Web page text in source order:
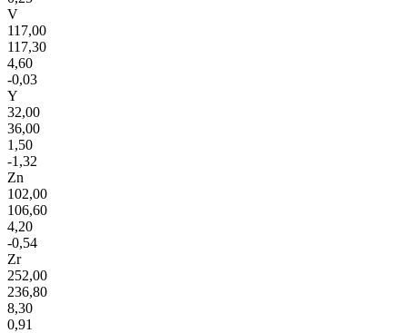
V
117,00
117,30
4,60
-0,03
Y
32,00
36,00
1,50
-1,32
Zn
102,00
106,60
4,20
-0,54
Zr
252,00
236,80
8,30
0,91